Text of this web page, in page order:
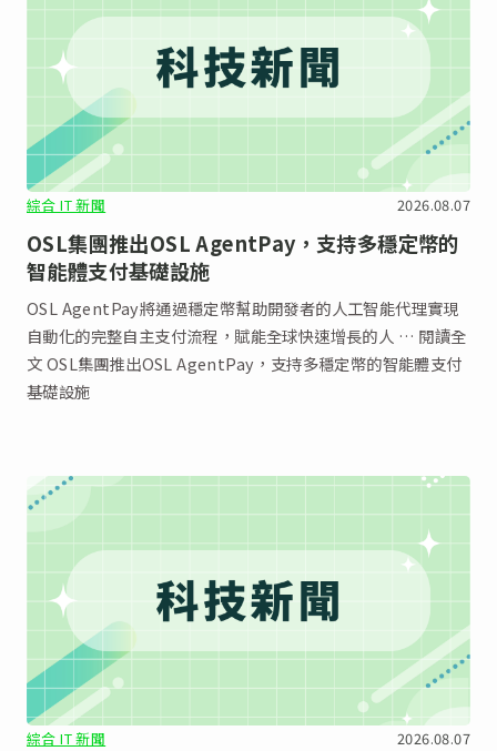
綜合 IT 新聞 2026.08.07
OSL集團推出OSL AgentPay，支持多穩定幣的
智能體支付基礎設施
OSL AgentPay將通過穩定幣幫助開發者的人工智能代理實現
自動化的完整自主支付流程，賦能全球快速增長的人 … 閱讀全
文 OSL集團推出OSL AgentPay，支持多穩定幣的智能體支付
基礎設施
綜合 IT 新聞 2026.08.07